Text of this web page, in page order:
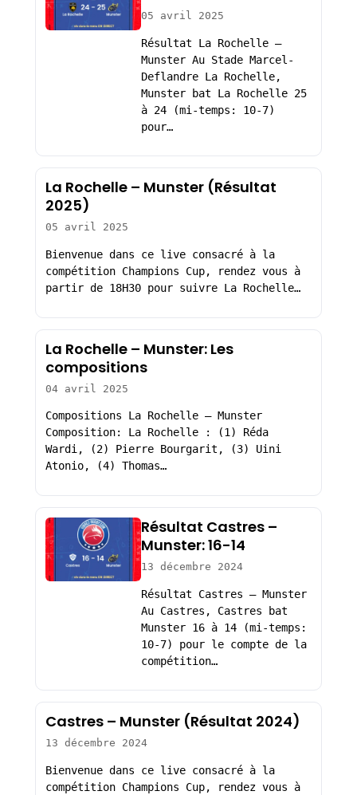
05 avril 2025
Résultat La Rochelle –
Munster Au Stade Marcel-
Deflandre La Rochelle,
Munster bat La Rochelle 25
à 24 (mi-temps: 10-7)
pour…
La Rochelle – Munster (Résultat
2025)
05 avril 2025
Bienvenue dans ce live consacré à la
compétition Champions Cup, rendez vous à
partir de 18H30 pour suivre La Rochelle…
La Rochelle – Munster: Les
compositions
04 avril 2025
Compositions La Rochelle – Munster
Composition: La Rochelle : (1) Réda
Wardi, (2) Pierre Bourgarit, (3) Uini
Atonio, (4) Thomas…
Résultat Castres –
Munster: 16-14
13 décembre 2024
Résultat Castres – Munster
Au Castres, Castres bat
Munster 16 à 14 (mi-temps:
10-7) pour le compte de la
compétition…
Castres – Munster (Résultat 2024)
13 décembre 2024
Bienvenue dans ce live consacré à la
compétition Champions Cup, rendez vous à